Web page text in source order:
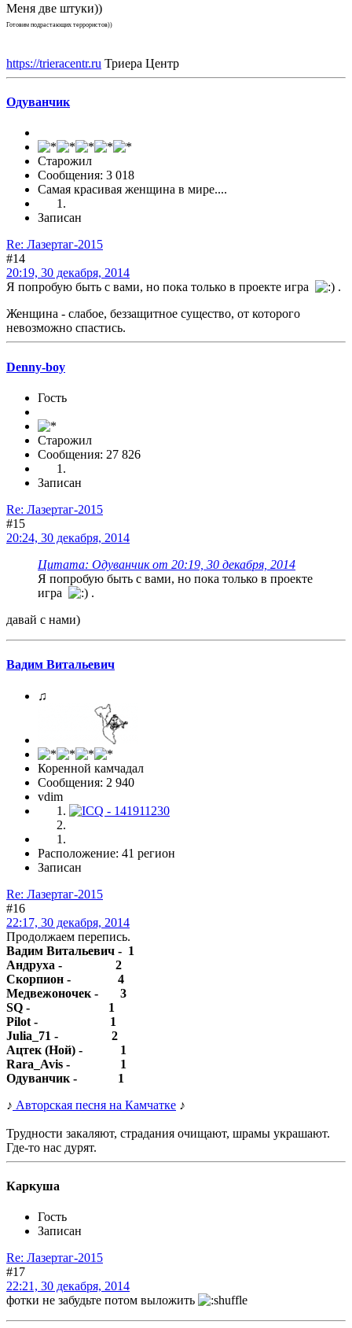
Меня две штуки))
Готовим подрастающих террористов))
https://trieracentr.ru Триера Центр
Одуванчик
Старожил
Сообщения: 3 018
Самая красивая женщина в мире....
Записан
Re: Лазертаг-2015
#14
20:19, 30 декабря, 2014
Я попробую быть с вами, но пока только в проекте игра
.
Женщина - слабое, беззащитное существо, от которого
невозможно спастись.
Denny-boy
Гость
Старожил
Сообщения: 27 826
Записан
Re: Лазертаг-2015
#15
20:24, 30 декабря, 2014
Цитата: Одуванчик от 20:19, 30 декабря, 2014
Я попробую быть с вами, но пока только в проекте
игра
.
давай с нами)
Вадим Витальевич
♫
Коренной камчадал
Сообщения: 2 940
vdim
Расположение: 41 регион
Записан
Re: Лазертаг-2015
#16
22:17, 30 декабря, 2014
Продолжаем перепись.
Вадим Витальевич - 1
Андруха - 2
Скорпион - 4
Медвежоночек - 3
SQ - 1
Pilot - 1
Julia_71 - 2
Ацтек (Ной) - 1
Rara_Avis - 1
Одуванчик - 1
♪ Авторская песня на Камчатке ♪
Трудности закаляют, страдания очищают, шрамы украшают.
Где-то нас дурят.
Каркуша
Гость
Записан
Re: Лазертаг-2015
#17
22:21, 30 декабря, 2014
фотки не забудьте потом выложить